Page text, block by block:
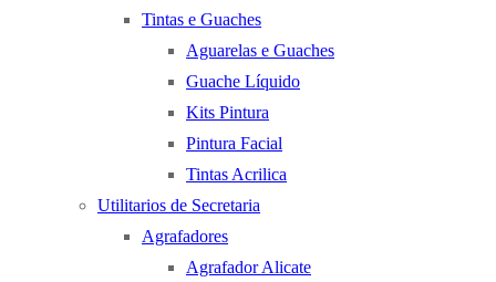
Tintas e Guaches
Aguarelas e Guaches
Guache Líquido
Kits Pintura
Pintura Facial
Tintas Acrilica
Utilitarios de Secretaria
Agrafadores
Agrafador Alicate